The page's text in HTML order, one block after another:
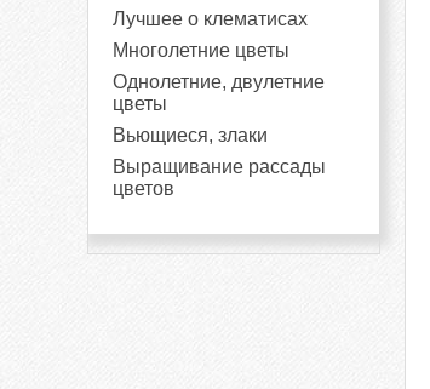
Лучшее о клематисах
Многолетние цветы
Однолетние, двулетние
цветы
Вьющиеся, злаки
Выращивание рассады
цветов